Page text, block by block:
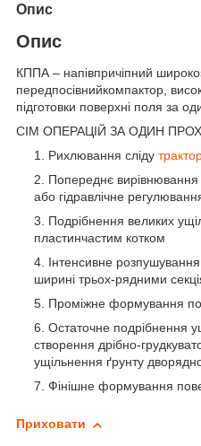
Опис
Опис
КППА – напівпричіпний
передпосівнийкомпактор,
підготовки поверхні поля за
СІМ ОПЕРАЦІЙ ЗА ОДИН
Рихлювання сліду
Попереднє
або гідравлічне
Подрібнення великих
пластинчастим котком
Інтенсивне розпушування
ширині трьох-рядними
Проміжне формування
Остаточне подрібнення
створення дрібно-
ущільнення ґрунту
Фінішне формування
Приховати